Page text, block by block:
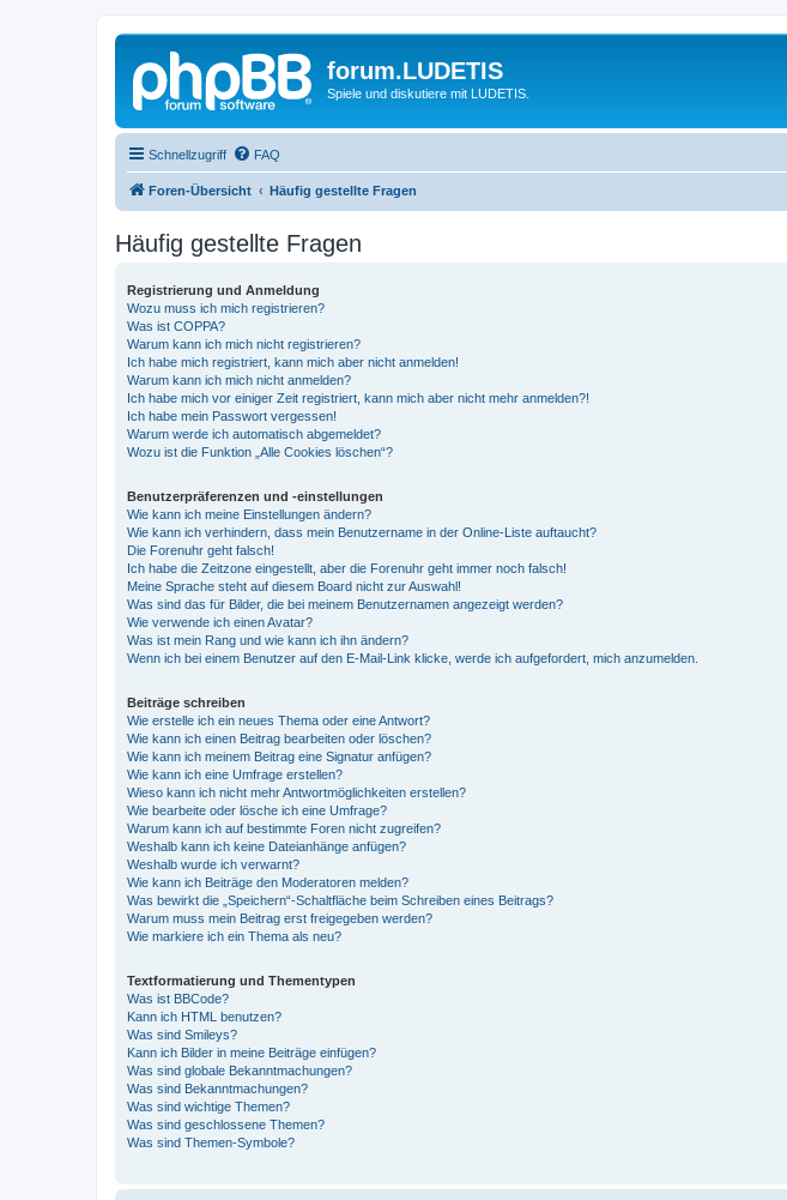
forum.LUDETIS
Spiele und diskutiere mit LUDETIS.
Schnellzugriff FAQ
Foren-Übersicht Häufig gestellte Fragen
Häufig gestellte Fragen
Registrierung und Anmeldung
Wozu muss ich mich registrieren?
Was ist COPPA?
Warum kann ich mich nicht registrieren?
Ich habe mich registriert, kann mich aber nicht anmelden!
Warum kann ich mich nicht anmelden?
Ich habe mich vor einiger Zeit registriert, kann mich aber nicht mehr anmelden?!
Ich habe mein Passwort vergessen!
Warum werde ich automatisch abgemeldet?
Wozu ist die Funktion „Alle Cookies löschen“?
Benutzerpräferenzen und -einstellungen
Wie kann ich meine Einstellungen ändern?
Wie kann ich verhindern, dass mein Benutzername in der Online-Liste auftaucht?
Die Forenuhr geht falsch!
Ich habe die Zeitzone eingestellt, aber die Forenuhr geht immer noch falsch!
Meine Sprache steht auf diesem Board nicht zur Auswahl!
Was sind das für Bilder, die bei meinem Benutzernamen angezeigt werden?
Wie verwende ich einen Avatar?
Was ist mein Rang und wie kann ich ihn ändern?
Wenn ich bei einem Benutzer auf den E-Mail-Link klicke, werde ich aufgefordert, mich anzumelden.
Beiträge schreiben
Wie erstelle ich ein neues Thema oder eine Antwort?
Wie kann ich einen Beitrag bearbeiten oder löschen?
Wie kann ich meinem Beitrag eine Signatur anfügen?
Wie kann ich eine Umfrage erstellen?
Wieso kann ich nicht mehr Antwortmöglichkeiten erstellen?
Wie bearbeite oder lösche ich eine Umfrage?
Warum kann ich auf bestimmte Foren nicht zugreifen?
Weshalb kann ich keine Dateianhänge anfügen?
Weshalb wurde ich verwarnt?
Wie kann ich Beiträge den Moderatoren melden?
Was bewirkt die „Speichern“-Schaltfläche beim Schreiben eines Beitrags?
Warum muss mein Beitrag erst freigegeben werden?
Wie markiere ich ein Thema als neu?
Textformatierung und Thementypen
Was ist BBCode?
Kann ich HTML benutzen?
Was sind Smileys?
Kann ich Bilder in meine Beiträge einfügen?
Was sind globale Bekanntmachungen?
Was sind Bekanntmachungen?
Was sind wichtige Themen?
Was sind geschlossene Themen?
Was sind Themen-Symbole?